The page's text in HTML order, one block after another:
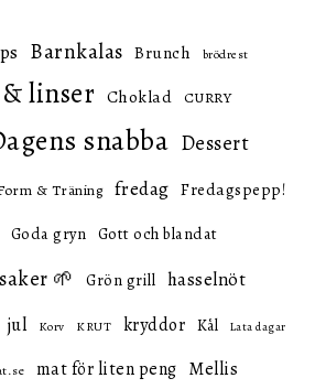
Barnkalas Brunch brödrest
linser Choklad CURRY
snabba Dessert
& Träning fredag Fredagspepp!
Goda gryn Gott och blandat
🌱 Grön grill hasselnöt
jul Korv KRUT kryddor Kål Lata dagar
mat för liten peng Mellis